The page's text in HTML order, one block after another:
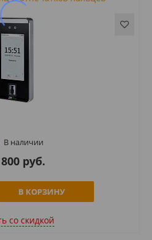
В наличии
руб.
В КОРЗИНУ
cо скидкой